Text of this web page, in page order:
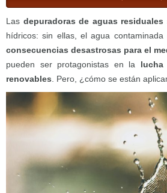
Las depuradoras de aguas residuales
hídricos: sin ellas, el agua
consecuencias desastrosas para el
pueden ser protagonistas en la lucha
renovables. Pero, ¿cómo se están